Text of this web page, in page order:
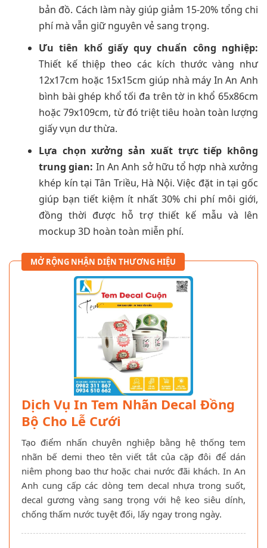
bản đồ. Cách làm này giúp giảm 15-20% tổng chi
phí mà vẫn giữ nguyên vẻ sang trọng.
Ưu tiên khổ giấy quy chuẩn công nghiệp:
Thiết kế thiệp theo các kích thước vàng như
12x17cm hoặc 15x15cm giúp nhà máy In An Anh
bình bài ghép khổ tối đa trên tờ in khổ 65x86cm
hoặc 79x109cm, từ đó triệt tiêu hoàn toàn lượng
giấy vụn dư thừa.
Lựa chọn xưởng sản xuất trực tiếp không
trung gian: In An Anh sở hữu tổ hợp nhà xưởng
khép kín tại Tân Triều, Hà Nội. Việc đặt in tại gốc
giúp bạn tiết kiệm ít nhất 30% chi phí môi giới,
đồng thời được hỗ trợ thiết kế mẫu và lên
mockup 3D hoàn toàn miễn phí.
MỞ RỘNG NHẬN DIỆN THƯƠNG HIỆU
Dịch Vụ In Tem Nhãn Decal Đồng
Bộ Cho Lễ Cưới
Tạo điểm nhấn chuyên nghiệp bằng hệ thống tem
nhãn bế demi theo tên viết tắt của cặp đôi để dán
niêm phong bao thư hoặc chai nước đãi khách. In An
Anh cung cấp các dòng tem decal nhựa trong suốt,
decal gương vàng sang trọng với hệ keo siêu dính,
chống thấm nước tuyệt đối, lấy ngay trong ngày.